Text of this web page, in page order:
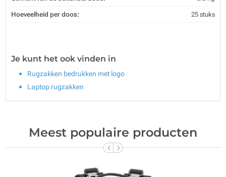
Hoeveelheid per doos: 25 stuks
Je kunt het ook vinden in
Rugzakken bedrukken met logo
Laptop rugzakken
Meest populaire producten